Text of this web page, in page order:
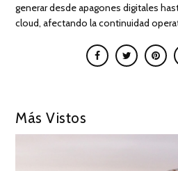
generar desde apagones digitales
cloud, afectando la continuidad
Más Vistos